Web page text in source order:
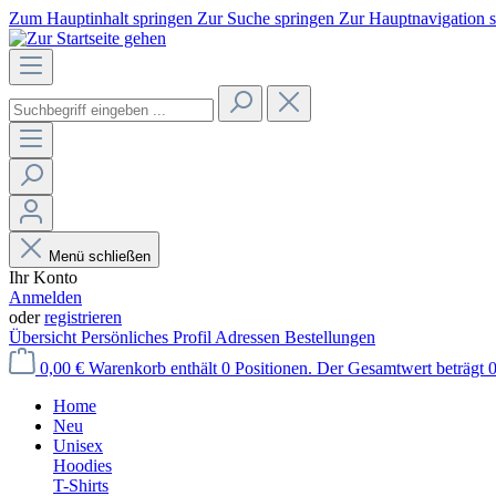
Zum Hauptinhalt springen Zur Suche springen Zur Hauptnavigation
Menü schließen
Ihr Konto
Anmelden
oderregistrieren
Übersicht Persönliches Profil Adressen Bestellungen
0,00 € Warenkorb enthält 0 Positionen. Der Gesamtwert beträgt
Home
Neu
Unisex
Hoodies
T-Shirts